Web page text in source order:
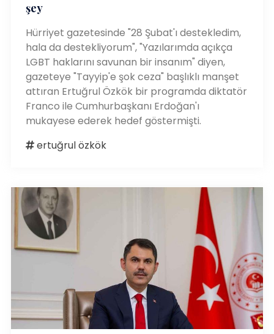
şey
Hürriyet gazetesinde "28 Şubat'ı destekledim,
hala da destekliyorum", "Yazılarımda açıkça
LGBT haklarını savunan bir insanım" diyen,
gazeteye "Tayyip'e şok ceza" başlıklı manşet
attıran Ertuğrul Özkök bir programda diktatör
Franco ile Cumhurbaşkanı Erdoğan'ı
mukayese ederek hedef göstermişti.
ertuğrul özkök